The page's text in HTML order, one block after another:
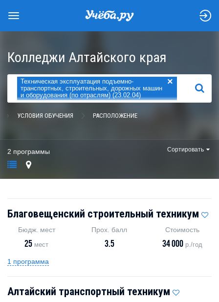
Колледжи Алтайского края
Техническая эксплуатация подъемно-
транспортных, строительных, дорожных машин
и оборудования (по отраслям) (23.02.04)
×
НАЙТИ
УСЛОВИЯ ОБУЧЕНИЯ РАСПОЛОЖЕНИЕ
2 программы Сортировать
Благовещенский строительный техникум
Бюдж. мест
25 мест
Прох. балл
3.5
Стоимость
34 000 р./год
1 программа
Алтайский транспортный техникум